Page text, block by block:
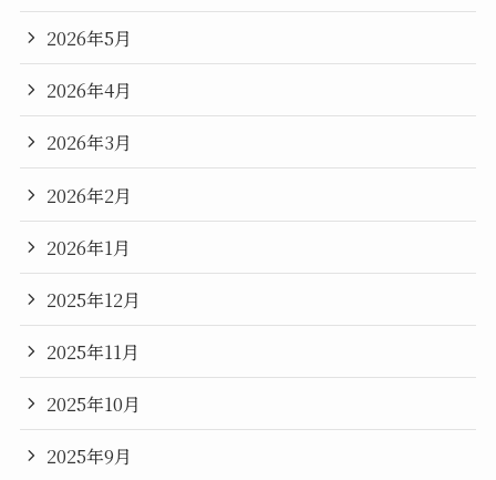
2026年5月
2026年4月
2026年3月
2026年2月
2026年1月
2025年12月
2025年11月
2025年10月
2025年9月